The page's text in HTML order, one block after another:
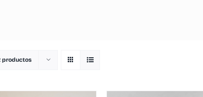
productos